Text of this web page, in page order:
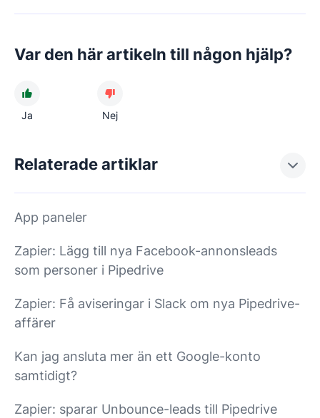
Var den här artikeln till någon hjälp?
Ja Nej
Relaterade artiklar
App paneler
Zapier: Lägg till nya Facebook-annonsleads
som personer i Pipedrive
Zapier: Få aviseringar i Slack om nya Pipedrive-
affärer
Kan jag ansluta mer än ett Google-konto
samtidigt?
Zapier: sparar Unbounce-leads till Pipedrive